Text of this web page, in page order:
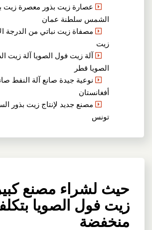
عصارة زيت بذور معصرة زيت
الشمس سلطنة عمان
مصفاة زيت نباتي من الدرجة
زيت
آلة زيت فول الصويا آلة زيت
الصويا قطر
نوعية جيدة صانع آلة النفط
أفغانستان
مصنع جديد لإنتاج زيت بذور
تونس
حيث لشراء مصنع
زيت فول الصويا
منخفضة